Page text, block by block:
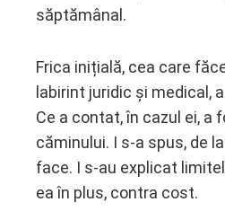
săptămânal.
Frica inițială, cea care
labirint juridic și medical,
Ce a contat, în cazul ei, a
căminului. I s-a spus, de
face. I s-au explicat
ea în plus, contra cost.